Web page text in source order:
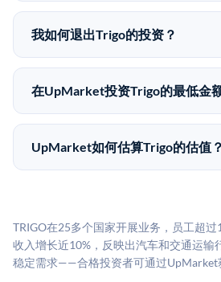
可能全部损失的准备。私有公司的
可能大幅波动。投资者应在投资前
在Pre-IPO交易中，合格投资者通
股东（如员工、早期投资者或其他
为FINRA注册的经纪交易商促成这
理合规、文件和结算事宜。
我如何退出Trigo的投资？
Pre-IPO持股主要有两种退出途径
售给其他买家，或持有直到公司完
市场条件。任何退出的时间都是不
做好多年持有的准备。
在UpMarket投资Trigo的最低金
UpMarket上大多数Pre-IPO产品的
50,000美元。具体金额可能因产品
UpMarket如何估算Trigo的估值？
司可比倍数应用私有公司折扣，以
息不对称。此估值不构成投资建议
TRIGO在25多个国家开展业务，员工超
收入增长近10%，反映出汽车和交通运输
稳定需求——合格投资者可通过UpMarket